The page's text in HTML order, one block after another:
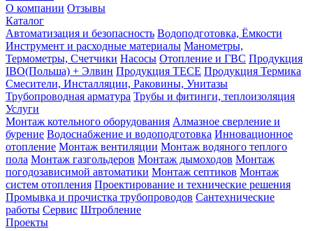
О компании Отзывы
Каталог
Автоматизация и безопасность Водоподготовка, Ёмкости
Инструмент и расходные материалы Манометры,
Термометры, Счетчики Насосы Отопление и ГВС Продукция
IBO(Польша) + Элвин Продукция TECE Продукция Термика
Смесители, Инсталляции, Раковины, Унитазы
Трубопроводная арматура Трубы и фитинги, теплоизоляция
Услуги
Монтаж котельного оборудования Алмазное сверление и
бурение Водоснабжение и водоподготовка Инновационное
отопление Монтаж вентиляции Монтаж водяного теплого
пола Монтаж газгольдеров Монтаж дымоходов Монтаж
погодозависимой автоматики Монтаж септиков Монтаж
систем отопления Проектирование и технические решения
Промывка и прочистка трубопроводов Сантехнические
работы Сервис Штробление
Проекты